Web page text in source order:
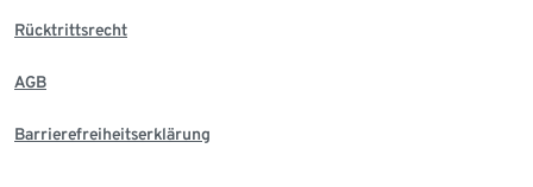
Rücktrittsrecht
AGB
Barrierefreiheitserklärung